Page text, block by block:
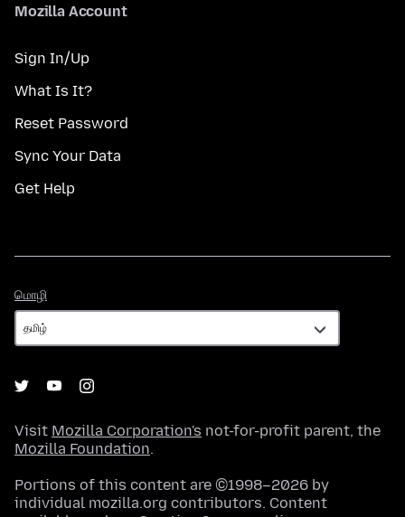
Mozilla Account
Sign In/Up
What Is It?
Reset Password
Sync Your Data
Get Help
மொழி
Visit Mozilla Corporation's not-for-profit parent, the
Mozilla Foundation.
Portions of this content are ©1998–2026 by
individual mozilla.org contributors. Content